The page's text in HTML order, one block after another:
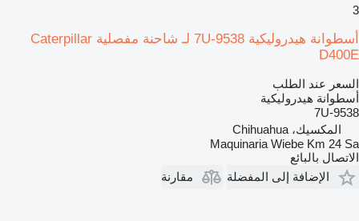
3
أسطوانة هيدروليكية 7U-9538 لـ شاحنة مفصلية Caterpillar
D400E
السعر عند الطلب
أسطوانة هيدروليكية
7U-9538
المكسيك، Chihuahua
Maquinaria Wiebe Km 24 Sa
الاتصال بالبائع
الإضافة إلى المفضلة
مقارنة